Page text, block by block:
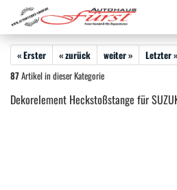
« Erster « zurück weiter »
Letzter »
87Artikel in dieser Kategorie
Dekorelement Heckstoßstange für